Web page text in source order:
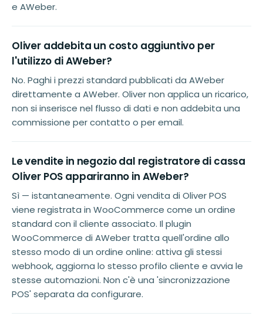
e AWeber.
Oliver addebita un costo aggiuntivo per
l'utilizzo di AWeber?
No. Paghi i prezzi standard pubblicati da AWeber
direttamente a AWeber. Oliver non applica un ricarico,
non si inserisce nel flusso di dati e non addebita una
commissione per contatto o per email.
Le vendite in negozio dal registratore di cassa
Oliver POS appariranno in AWeber?
Sì — istantaneamente. Ogni vendita di Oliver POS
viene registrata in WooCommerce come un ordine
standard con il cliente associato. Il plugin
WooCommerce di AWeber tratta quell'ordine allo
stesso modo di un ordine online: attiva gli stessi
webhook, aggiorna lo stesso profilo cliente e avvia le
stesse automazioni. Non c'è una 'sincronizzazione
POS' separata da configurare.